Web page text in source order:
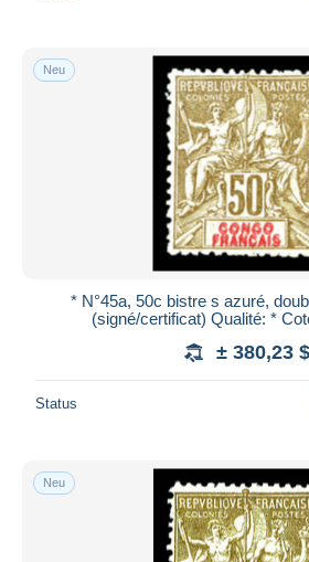
Neu
* N°45a, 50c bistre s azuré,
(signé/certificat) Qualité: *
± 380,23 $
Status
Neu